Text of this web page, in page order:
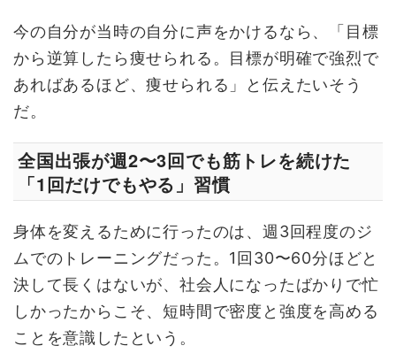
今の自分が当時の自分に声をかけるなら、「目標
から逆算したら痩せられる。目標が明確で強烈で
あればあるほど、痩せられる」と伝えたいそう
だ。
全国出張が週2〜3回でも筋トレを続けた
「1回だけでもやる」習慣
身体を変えるために行ったのは、週3回程度のジ
ムでのトレーニングだった。1回30〜60分ほどと
決して長くはないが、社会人になったばかりで忙
しかったからこそ、短時間で密度と強度を高める
ことを意識したという。